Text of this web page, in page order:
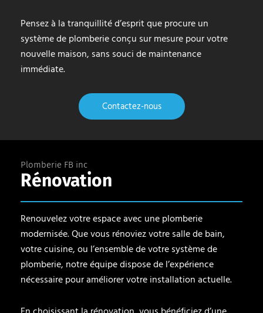
Pensez à la tranquillité d’esprit que procure un
système de plomberie conçu sur mesure pour votre
nouvelle maison, sans souci de maintenance
immédiate.
Contactez-nous
Plomberie FB inc
Rénovation
Renouvelez votre espace avec une plomberie
modernisée. Que vous rénoviez votre salle de bain,
votre cuisine, ou l’ensemble de votre système de
plomberie, notre équipe dispose de l’expérience
nécessaire pour améliorer votre installation actuelle.